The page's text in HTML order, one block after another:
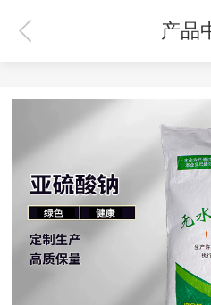
产品